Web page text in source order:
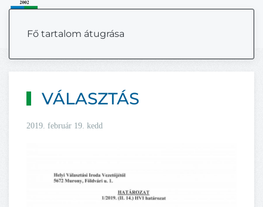
Fő tartalom átugrása
VÁLASZTÁS
2019. február 19. kedd